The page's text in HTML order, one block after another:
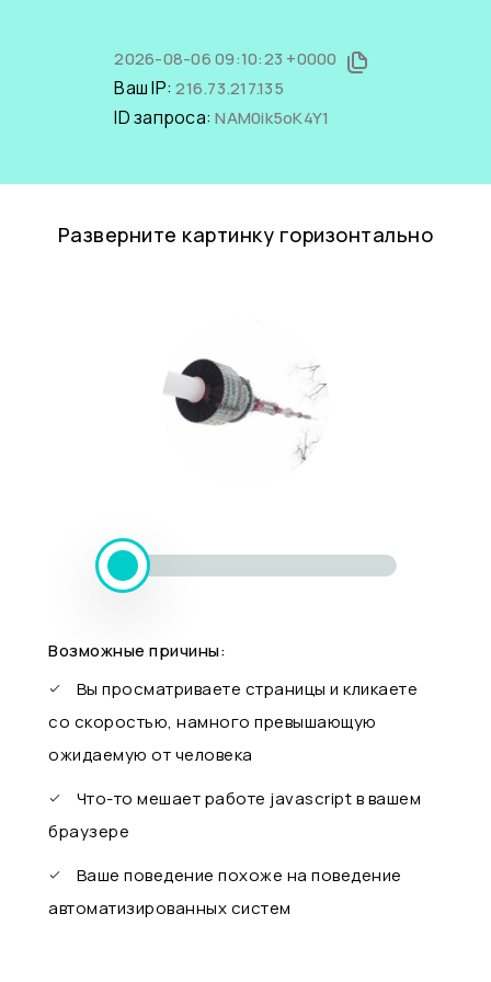
2026-08-06 09:10:23 +0000
Ваш IP:216.73.217.135
ID запроса:NAM0ik5oK4Y1
Разверните картинку горизонтально
Возможные причины:
Вы просматриваете страницы и кликаете
со скоростью, намного превышающую
ожидаемую от человека
Что-то мешает работе javascript в вашем
браузере
Ваше поведение похоже на поведение
автоматизированных систем